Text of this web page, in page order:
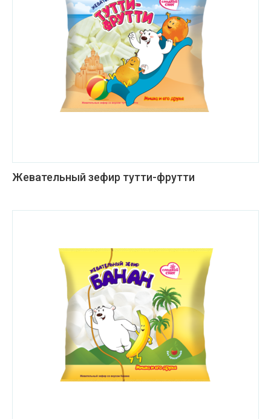
Жевательный зефир тутти-фрутти